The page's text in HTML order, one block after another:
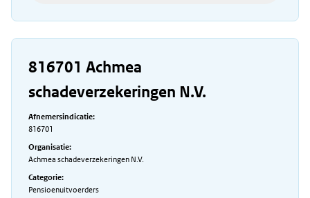
816701 Achmea
schadeverzekeringen N.V.
Afnemersindicatie:
816701
Organisatie:
Achmea schadeverzekeringen N.V.
Categorie:
Pensioenuitvoerders